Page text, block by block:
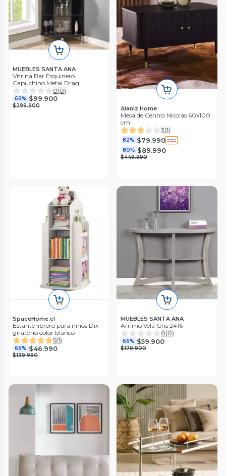
MUEBLES SANTA ANA
Vitrina Bar Esquinero
Capuchino Metal Drag
0(0)
66% $99.900
$299.900 Alaniz Home
Mesa de Centro Nicolás 60x100
cm
3(1)
82% $79.990
80% $89.990
$449.990
SpaceHome.cl
Estante librero para niños Dix
giratorio color blanco
5(1)
66% $46.990
$139.990
MUEBLES SANTA ANA
Arrimo Vela Gris 2416
0(0)
66% $59.900
$179.900